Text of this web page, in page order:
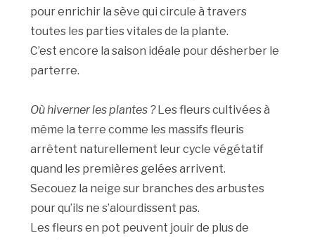
pour enrichir la sève qui circule à travers
toutes les parties vitales de la plante.
C’est encore la saison idéale pour désherber le
parterre.
Où hiverner les plantes ?Les fleurs cultivées à
même la terre comme les massifs fleuris
arrêtent naturellement leur cycle végétatif
quand les premières gelées arrivent.
Secouez la neige sur branches des arbustes
pour qu’ils ne s’alourdissent pas.
Les fleurs en pot peuvent jouir de plus de